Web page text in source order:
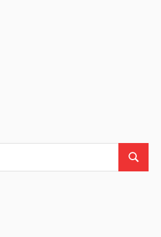
Search